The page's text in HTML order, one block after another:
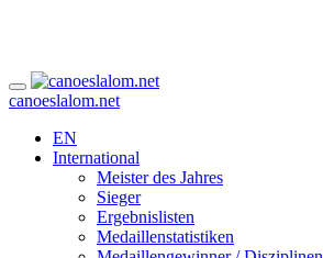
canoeslalom.net
EN
International
Meister des Jahres
Sieger
Ergebnislisten
Medaillenstatistiken